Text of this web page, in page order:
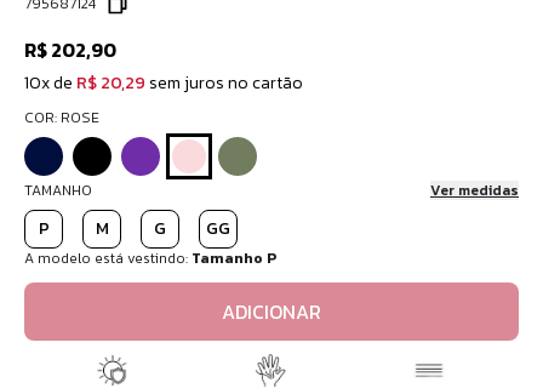
R$ 202,90
10x de R$ 20,29 sem juros no cartão
COR: ROSE
TAMANHO Ver medidas
P M G GG
A modelo está vestindo: Tamanho P
ADICIONAR